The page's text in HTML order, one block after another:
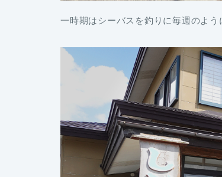
一時期はシーバスを釣りに毎週のよう